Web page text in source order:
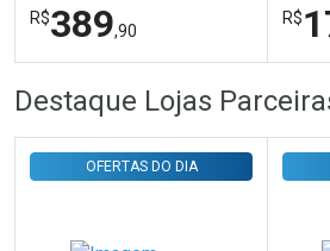
R$389,90
FECHAR
Laboratório
FECHAR
Por Menos
R$
Destaque Lojas
OFERTAS DO DIA